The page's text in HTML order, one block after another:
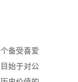
备受喜爱
始于对公